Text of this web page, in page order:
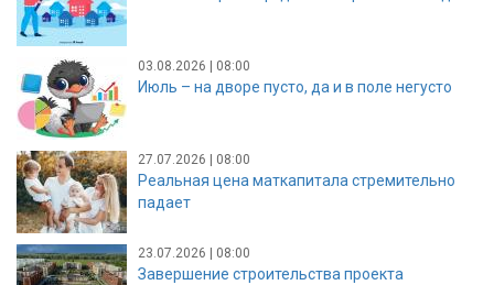
03.08.2026 | 08:00
Июль – на дворе пусто, да и в поле негусто
27.07.2026 | 08:00
Реальная цена маткапитала стремительно
падает
23.07.2026 | 08:00
Завершение строительства проекта